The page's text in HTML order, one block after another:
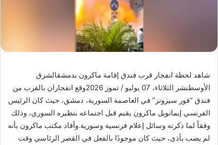
شاهد لحظة انفجار قرب فندق إقامة ماكرون بدمشقالشرق
الأوسطنشر الثلاثاء، 07 يوليو / تموز 2026وقع انفجاران بالقرب من
فندق “فور سيزونز” في العاصمة السورية، دمشق، حيث كان الرئيس
الفرنسي إيمانويل ماكرون يقيم قبل اجتماعه بنظيره السوري، وذلك
وفقاً لما ذكرته وسائل إعلام فرنسية وسورية.وأفاد مكتب ماكرون بأنه
لم يصب بأذى، حيث كان موجودًا بالفعل في القصر الرئاسي وقت